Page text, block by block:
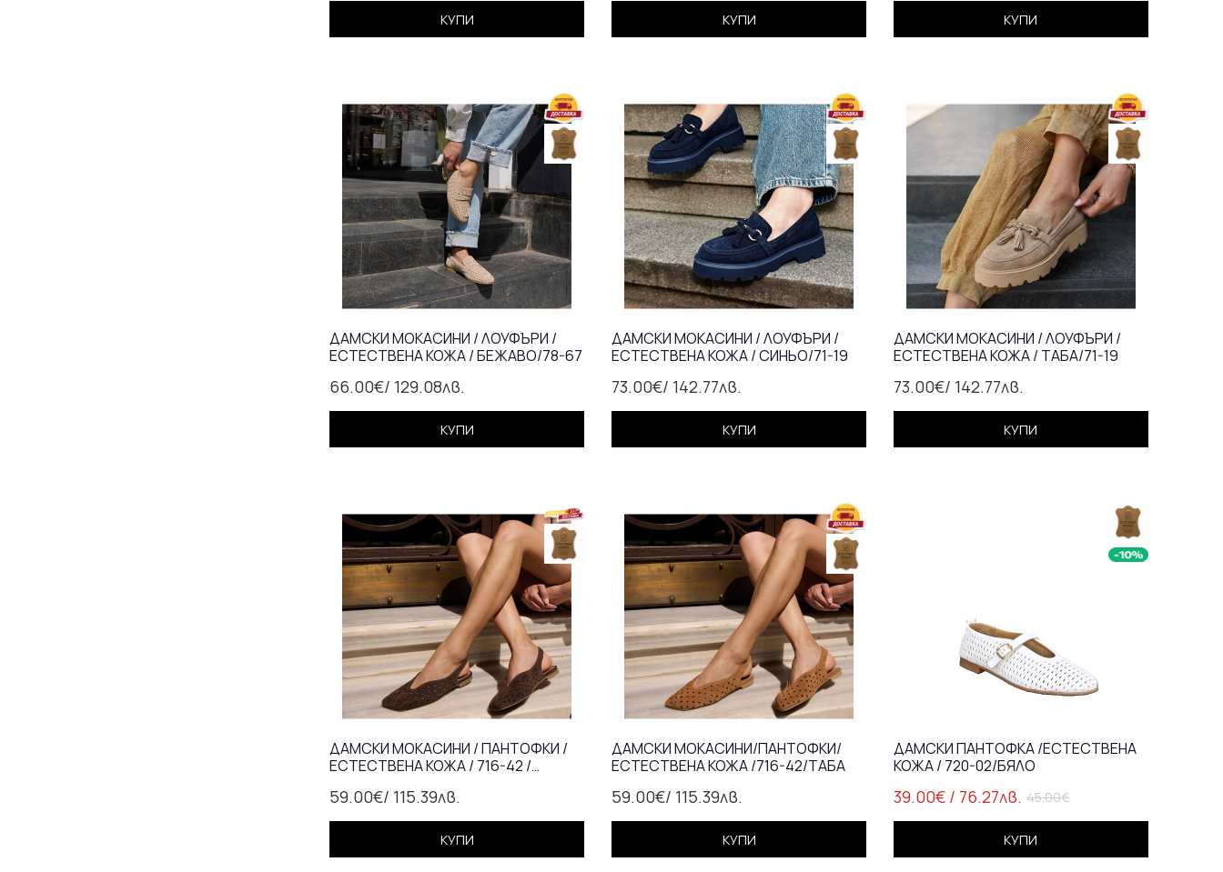
КУПИ КУПИ КУПИ
66.00€/ 129.08лв.
ДАМСКИ МОКАСИНИ / ЛОУФЪРИ /
ЕСТЕСТВЕНА КОЖА / БЕЖАВО/78-67
КУПИ
73.00€/ 142.77лв.
ДАМСКИ МОКАСИНИ / ЛОУФЪРИ /
ЕСТЕСТВЕНА КОЖА / СИНЬО/71-19
КУПИ
73.00€/ 142.77лв.
ДАМСКИ МОКАСИНИ / ЛОУФЪРИ /
ЕСТЕСТВЕНА КОЖА / ТАБА/71-19
КУПИ
59.00€/ 115.39лв.
ДАМСКИ МОКАСИНИ / ПАНТОФКИ /
ЕСТЕСТВЕНА КОЖА / 716-42 /
КУПИ
59.00€/ 115.39лв.
ДАМСКИ МОКАСИНИ/ПАНТОФКИ/
ЕСТЕСТВЕНА КОЖА /716-42/ТАБА
КУПИ
39.00€ / 76.27лв. 45.00€
ДАМСКИ ПАНТОФКА /ЕСТЕСТВЕНА
КОЖА / 720-02/БЯЛО
КУПИ